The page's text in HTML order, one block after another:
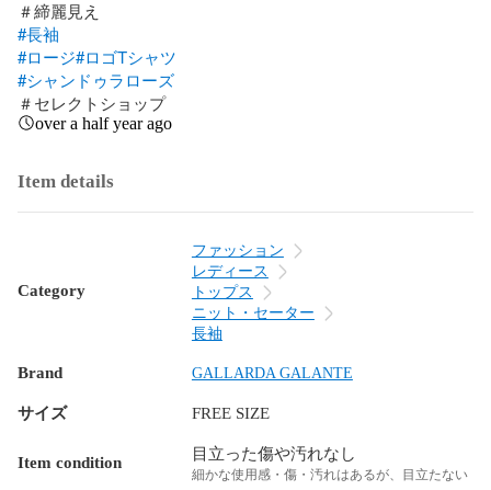
#長袖
#ロージ#ロゴTシャツ
#シャンドゥラローズ
＃セレクトショップ
over a half year ago
Item details
Category
ファッション
レディース
トップス
ニット・セーター
長袖
Brand GALLARDA GALANTE
サイズ FREE SIZE
Item condition 目立った傷や汚れなし
細かな使用感・傷・汚れはあるが、目立たない